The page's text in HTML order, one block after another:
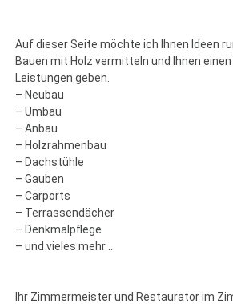
Auf dieser Seite möchte ich Ihnen Ideen
Bauen mit Holz vermitteln und Ihnen
Leistungen geben.
– Neubau
– Umbau
– Anbau
– Holzrahmenbau
– Dachstühle
– Gauben
– Carports
– Terrassendächer
– Denkmalpflege
– und vieles mehr …
Ihr Zimmermeister und Restaurator im